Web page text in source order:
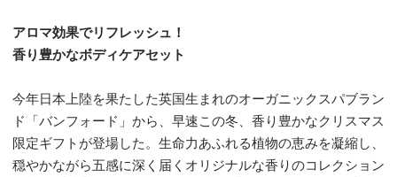
アロマ効果でリフレッシュ！
香り豊かなボディケアセット
今年日本上陸を果たした英国生まれのオーガニックスパブラン
ド「バンフォード」から、早速この冬、香り豊かなクリスマス
限定ギフトが登場した。生命力あふれる植物の恵みを凝縮し、
穏やかながら五感に深く届くオリジナルな香りのコレクション